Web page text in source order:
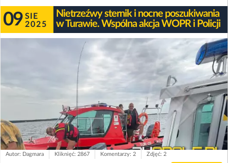
09 SIE
2025
Nietrzeźwy sternik i nocne poszukiwania
w Turawie. Wspólna akcja WOPR i Policji
Autor: Dagmara Kliknięć: 2867 Komentarzy: 2 Zdjęć: 2